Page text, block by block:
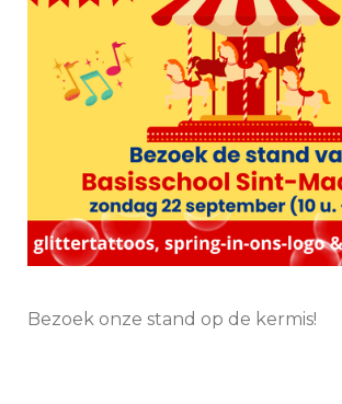
Bezoek onze stand op de kermis!